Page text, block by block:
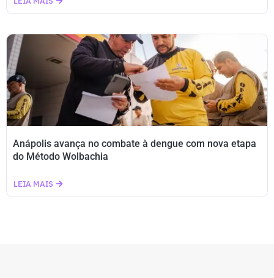
Anápolis avança no combate à dengue com nova etapa
do Método Wolbachia
LEIA MAIS